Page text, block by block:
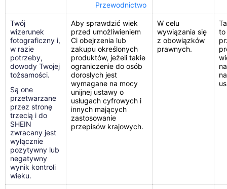
Przewodnictwo
Twój
wizerunek
fotograficzny i,
w razie
potrzeby,
dowody Twojej
tożsamości.
Są one
przetwarzane
przez stronę
trzecią i do
SHEIN
zwracany jest
wyłącznie
pozytywny lub
negatywny
wynik kontroli
wieku.
Aby sprawdzić wiek
przed umożliwieniem
Ci obejrzenia lub
zakupu określonych
produktów, jeżeli takie
ograniczenie do osób
dorosłych jest
wymagane na mocy
unijnej ustawy o
usługach cyfrowych i
innych mających
zastosowanie
przepisów krajowych.
W celu
wywiązania się
z obowiązków
prawnych.
to